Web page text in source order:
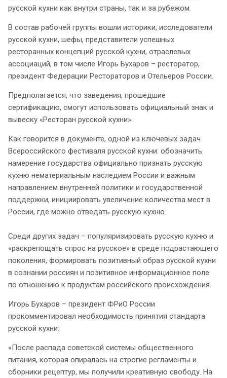
русской кухни как внутри страны, так и за рубежом.
В состав рабочей группы вошли историки, исследователи
русской кухни, шефы, представители успешных
ресторанных концепций русской кухни, отраслевых
ассоциаций, в том числе Игорь Бухаров – ресторатор,
президент Федерации Рестораторов и Отельеров России.
Предполагается, что заведения, прошедшие
сертификацию, смогут использовать официальный знак и
вывеску «Ресторан русской кухни».
Как говорится в документе, одной из ключевых задач
Всероссийского фестиваля русской кухни: обозначить
намерение государства официально признать русскую
кухню нематериальным наследием России и важным
направлением внутренней политики и государственной
поддержки, инициировать увеличение количества мест в
России, где можно отведать русскую кухню.
Среди других задач – популяризировать русскую кухню и
«раскрепощать спрос на русское» в среде подрастающего
поколения, формировать позитивный образ русской кухни
в сознании россиян и позитивное информационное поле
по отношению к продуктам российского происхождения.
Игорь Бухаров – президент ФРиО России
прокомментировал необходимость принятия стандарта
русской кухни:
«После распада советской системы общественного
питания, которая опиралась на строгие регламенты и
сборники рецептур, мы получили креативную свободу. На